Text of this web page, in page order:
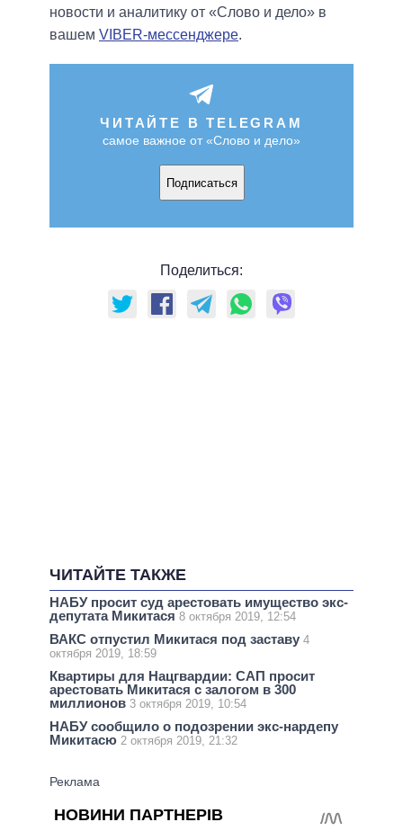
новости и аналитику от «Слово и дело» в
вашем VIBER-мессенджере.
ЧИТАЙТЕ В TELEGRAM
самое важное от «Слово и дело»
Подписаться
Поделиться:
ЧИТАЙТЕ ТАКЖЕ
НАБУ просит суд арестовать имущество экс-
депутата Микитася 8 октября 2019, 12:54
ВАКС отпустил Микитася под заставу 4
октября 2019, 18:59
Квартиры для Нацгвардии: САП просит
арестовать Микитася с залогом в 300
миллионов 3 октября 2019, 10:54
НАБУ сообщило о подозрении экс-нардепу
Микитасю 2 октября 2019, 21:32